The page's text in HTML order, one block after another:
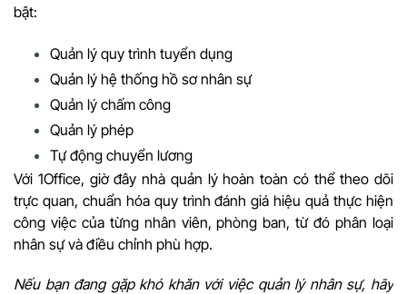
bật:
Quản lý quy trình tuyển dụng
Quản lý hệ thống hồ sơ nhân sự
Quản lý chấm công
Quản lý phép
Tự động chuyển lương
Với 1Office, giờ đây nhà quản lý hoàn toàn có thể theo dõi
trực quan, chuẩn hóa quy trình đánh giá hiệu quả thực hiện
công việc của từng nhân viên, phòng ban, từ đó phân loại
nhân sự và điều chỉnh phù hợp.
Nếu bạn đang gặp khó khăn với việc quản lý nhân sự, hãy